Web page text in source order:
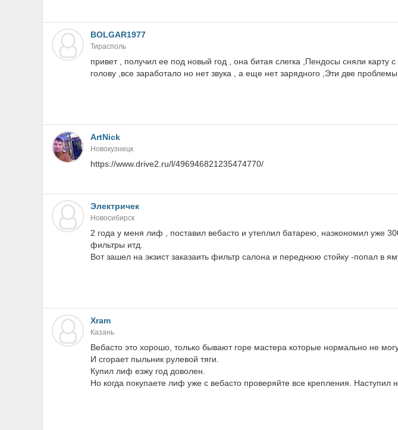
BOLGAR1977
Тирасполь
привет , получил ее под новый год , она битая слегка ,Пендосы сняли карту
голову ,все заработало но нет звука , а еще нет зарядного ,Эти две
ArtNick
Новокузнецк
https://www.drive2.ru/l/496946821235474770/
Электричек
Новосибирск
2 года у меня лиф , поставил вебасто и утеплил батарею, наэкономил уже
фильтры итд.
Вот зашел на экзист заказаить фильтр салона и переднюю стойку -попал в
Xram
Казань
Вебасто это хорошо, только бывают горе мастера которые нормально не
И сгорает пыльник рулевой тяги.
Купил лиф езжу год доволен.
Но когда покупаете лиф уже с вебасто проверяйте все крепления. Наступил